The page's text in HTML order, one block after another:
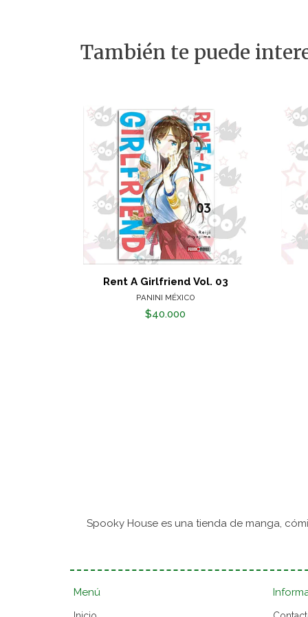
También te puede
Rent A Girlfriend Vol. 03
PANINI MÉXICO
$40.000
Spooky House es una tienda de manga,
Menú